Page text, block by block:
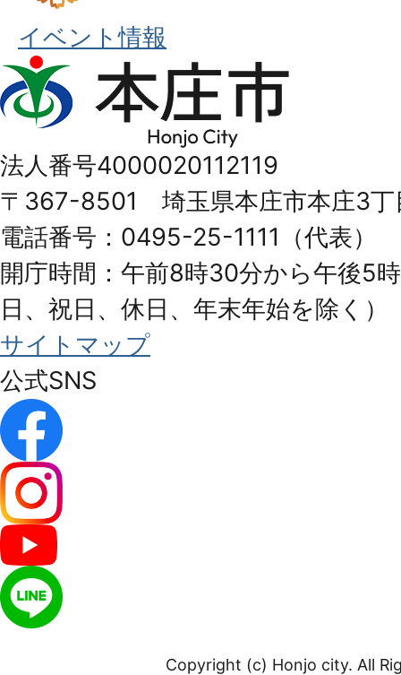
イベント情報
本
庄
Honjo
City
法人番号4000020112119
〒367-8501 埼玉県本庄市本庄3丁
電話番号：0495-25-1111（代表）
開庁時間：午前8時30分から午後5
日、祝日、休日、年末年始を除く）
サイトマップ
公式SNS
Copyright (c) Honjo city. All